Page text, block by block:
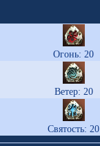
Огонь: 20
Ветер: 20
Святость: 20